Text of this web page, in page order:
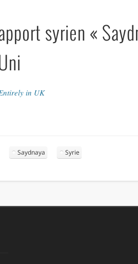
syrien «
in UK
Saydnaya Syrie